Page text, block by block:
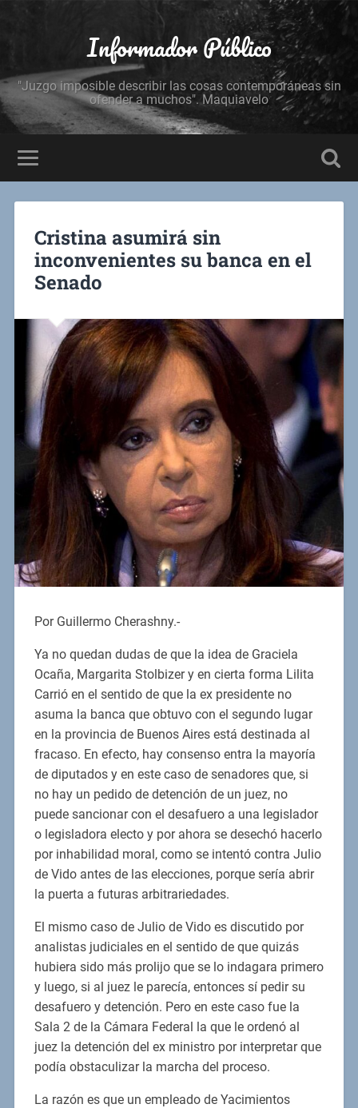
Informador Público
"Juzgo imposible describir las cosas contemporáneas sin
ofender a muchos". Maquiavelo
Cristina asumirá sin
inconvenientes su banca en el
Senado
Por Guillermo Cherashny.-
Ya no quedan dudas de que la idea de Graciela
Ocaña, Margarita Stolbizer y en cierta forma Lilita
Carrió en el sentido de que la ex presidente no
asuma la banca que obtuvo con el segundo lugar
en la provincia de Buenos Aires está destinada al
fracaso. En efecto, hay consenso entra la mayoría
de diputados y en este caso de senadores que, si
no hay un pedido de detención de un juez, no
puede sancionar con el desafuero a una legislador
o legisladora electo y por ahora se desechó hacerlo
por inhabilidad moral, como se intentó contra Julio
de Vido antes de las elecciones, porque sería abrir
la puerta a futuras arbitrariedades.
El mismo caso de Julio de Vido es discutido por
analistas judiciales en el sentido de que quizás
hubiera sido más prolijo que se lo indagara primero
y luego, si al juez le parecía, entonces sí pedir su
desafuero y detención. Pero en este caso fue la
Sala 2 de la Cámara Federal la que le ordenó al
juez la detención del ex ministro por interpretar que
podía obstaculizar la marcha del proceso.
La razón es que un empleado de Yacimientos